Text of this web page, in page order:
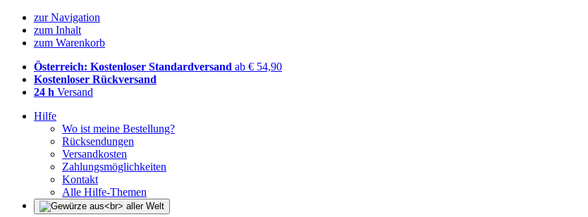
zur Navigation
zum Inhalt
zum Warenkorb
Österreich: Kostenloser Standardversand ab € 54,90
Kostenloser Rückversand
24 h Versand
Hilfe
Wo ist meine Bestellung?
Rücksendungen
Versandkosten
Zahlungsmöglichkeiten
Kontakt
Alle Hilfe-Themen